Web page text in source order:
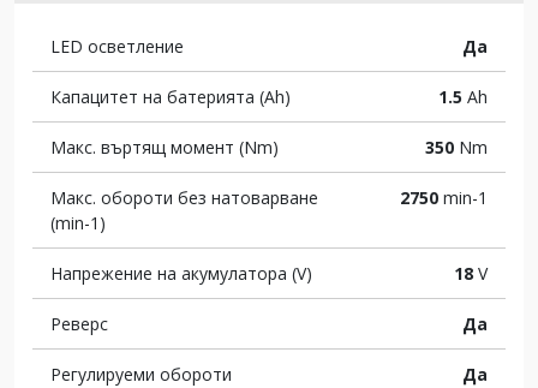
LED осветление Да
Капацитет на батерията (Ah) 1.5 Ah
Макс. въртящ момент (Nm) 350 Nm
Макс. обороти без натоварване
(min-1)
2750 min-1
Напрежение на акумулатора (V) 18 V
Реверс Да
Регулируеми обороти Да